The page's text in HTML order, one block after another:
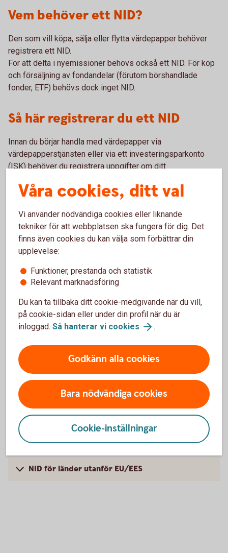
Vem behöver ett NID?
Den som vill köpa, sälja eller flytta värdepapper behöver
registrera ett NID.
För att delta i nyemissioner behövs också ett NID. För köp
och försäljning av fondandelar (förutom börshandlade
fonder, ETF) behövs dock inget NID.
Så här registrerar du ett NID
Innan du börjar handla med värdepapper via
värdepapperstjänsten eller via ett investeringsparkonto
(ISK) behöver du registrera uppgifter om ditt
tjänster eller i appen under Personuppgifter, Registrera
Kontakta oss om du har problem att registrera dina
uppgifter så hjälper vi dig.
Här hittar du ditt NID
Här hittar du landskoder som behövs för att skapa ett NID.
Vad är CONCAT?
CONCAT innebär att ditt NID är ett EU-standardnummer som
innehåller födelsedatum, förnamn och efternamn som vi
skapar åt dig.
NID för länder inom EU/EES
NID för länder utanför EU/EES
Våra cookies, ditt val
Vi använder nödvändiga cookies eller liknande
tekniker för att webbplatsen ska fungera för dig. Det
finns även cookies du kan välja som förbättrar din
upplevelse:
Funktioner, prestanda och statistik
Relevant marknadsföring
Du kan ta tillbaka ditt cookie-medgivande när du vill,
på cookie-sidan eller under din profil när du är
inloggad. Så hanterar vi cookies .
Godkänn alla cookies
Bara nödvändiga cookies
Cookie-inställningar